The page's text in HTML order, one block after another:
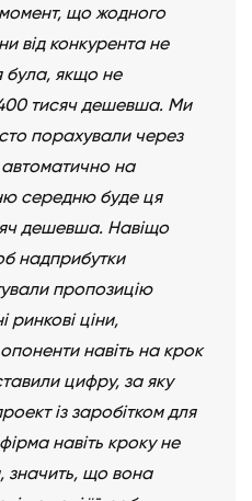
що жодного
від конкурента не
була, якщо не
тисяч дешевша. Ми
порахували через
автоматично на
середню буде ця
дешевша. Навіщо
надприбутки
пропозицію
ринкові ціни,
навіть на крок
цифру, за яку
із заробітком для
навіть кроку не
значить, що вона